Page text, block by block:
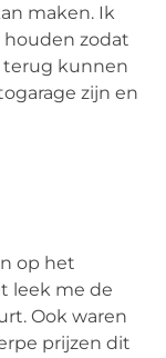
maken. Ik
zodat
terug kunnen
zijn en
op het
leek me de
Ook waren
prijzen dit